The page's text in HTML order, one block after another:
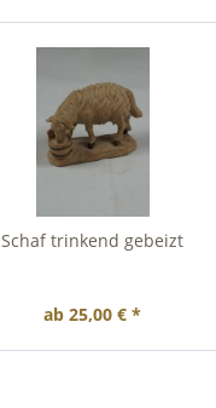
Schaf trinkend gebeizt
ab 25,00 € *